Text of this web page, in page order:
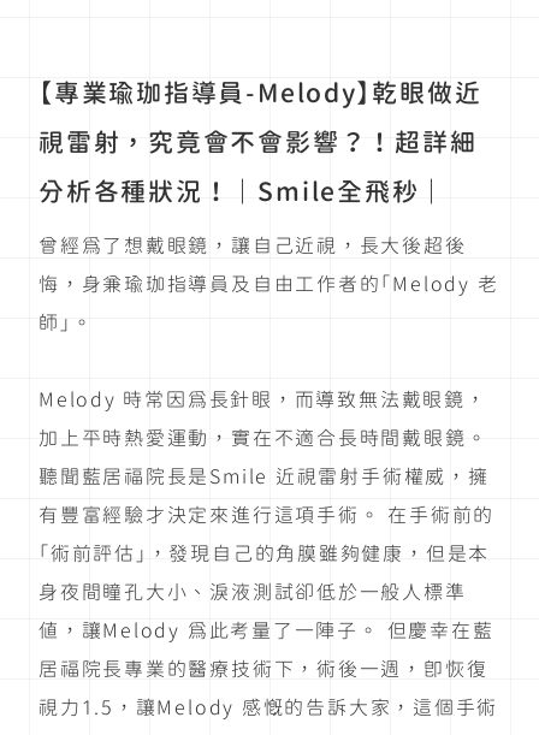
【專業瑜珈指導員-Melody】乾眼做近
視雷射，究竟會不會影響？！超詳細
分析各種狀況！｜Smile全飛秒｜
曾經為了想戴眼鏡，讓自己近視，長大後超後
悔，身兼瑜珈指導員及自由工作者的「Melody 老
師」。
Melody 時常因為長針眼，而導致無法戴眼鏡，
加上平時熱愛運動，實在不適合長時間戴眼鏡。
聽聞藍居福院長是Smile 近視雷射手術權威，擁
有豐富經驗才決定來進行這項手術。 在手術前的
「術前評估」，發現自己的角膜雖夠健康，但是本
身夜間瞳孔大小、淚液測試卻低於一般人標準
值，讓Melody 為此考量了一陣子。 但慶幸在藍
居福院長專業的醫療技術下，術後一週，即恢復
視力1.5，讓Melody 感慨的告訴大家，這個手術